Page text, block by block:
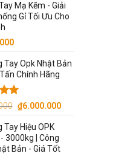
là:
₫13.500.000.
Mạ Kẽm - Giải
Gỉ Tối Ưu Cho
Tay Opk Nhật Bản
Chính Hãng
Giá
là:
₫6.300.000.
₫6.000.000Giá
₫6.000.000.
Tay Hiệu OPK
3000kg | Công
Bản - Giá Tốt